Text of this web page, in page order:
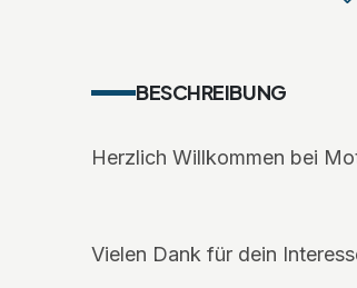
BESCHREIBUNG
Herzlich Willkommen bei
Vielen Dank für dein